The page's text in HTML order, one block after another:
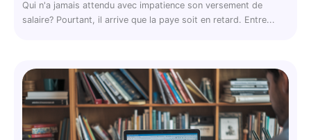
Qui n'a jamais attendu avec impatience son versement de
salaire? Pourtant, il arrive que la paye soit en retard. Entre...